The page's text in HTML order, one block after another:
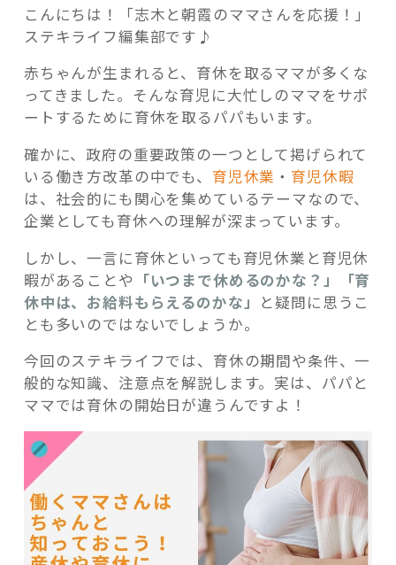
記事検索
こんにちは！「志木と朝霞のママさんを応援！」
ステキライフ編集部です♪
赤ちゃんが生まれると、育休を取るママが多くな
ってきました。そんな育児に大忙しのママをサポ
ートするために育休を取るパパもいます。
確かに、政府の重要政策の一つとして掲げられて
いる働き方改革の中でも、 育児休業 ・ 育児休暇
は、社会的にも関心を集めているテーマなので、
企業としても育休への理解が深まっています。
しかし、一言に育休といっても育児休業と育児休
暇があることや 「いつまで休めるのかな？」「育
休中は、お給料もらえるのかな」 と疑問に思うこ
とも多いのではないでしょうか。
今回のステキライフでは、育休の期間や条件、一
般的な知識、注意点を解説します。実は、パパと
ママでは育休の開始日が違うんですよ！